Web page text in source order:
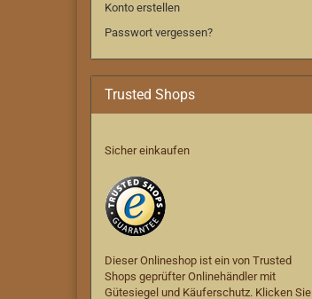
Konto erstellen
Passwort vergessen?
Trusted Shops
Sicher einkaufen
Dieser Onlineshop ist ein von Trusted
Shops geprüfter Onlinehändler mit
Gütesiegel und Käuferschutz. Klicken Sie